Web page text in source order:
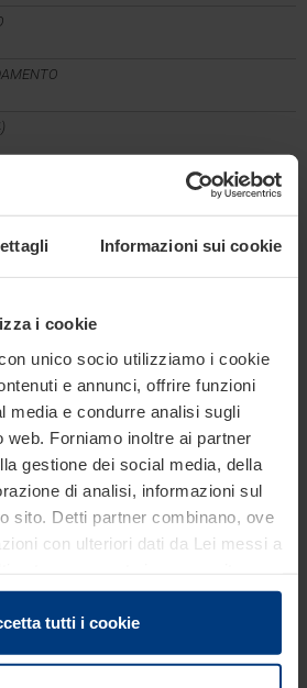
Informazioni sui cookie
i cookie
unico socio utilizziamo i cookie
e annunci, offrire funzioni
media e condurre analisi sugli
Forniamo inoltre ai partner
gestione dei social media, della
di analisi, informazioni sul
sito. Detti partner combinano, ove
con ulteriori dati da Lei messi a
servizi offerti.
ci autorizzano a salvare i cookie
quei casi in cui essi sono
tutti i cookie
M50 (K12)